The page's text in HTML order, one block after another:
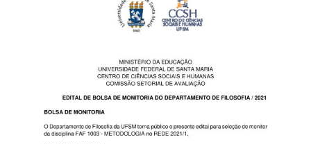
Controladoria-Geral da União